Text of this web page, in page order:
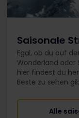
Saisonale
Egal, ob du auf
Wonderland oder
hier findest du
Beste zu sehen
Alle